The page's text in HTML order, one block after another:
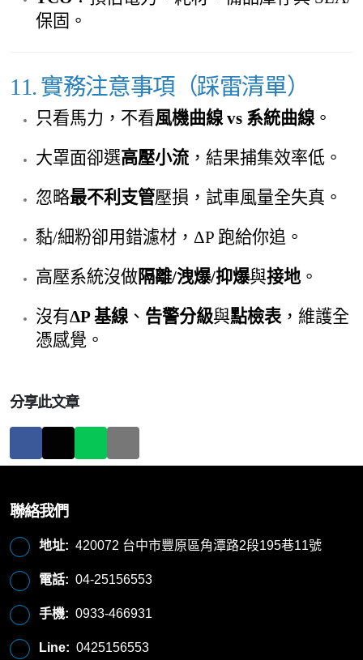
保固。
11. 實務注意事項（踩雷清單）
只看馬力，不看風機曲線 vs 系統曲線 。
大罩面卻選高壓小流 ，結果捕集效率低。
忽略最不利支管壓損，試車風量全失真。
黏/細粉卻用錯濾材，ΔP 跑給你追。
高壓系統沒做隔離/洩爆/抑爆與接地。
沒有ΔP 基線 、 告警分級與點檢表 ，維護全
憑感覺。
分享此文章
聯絡我們
地址: 420072 台中市豐原區角潭路2段195巷11號
電話: 04-25156553
手機: 0933-466931
Line: 0425156553